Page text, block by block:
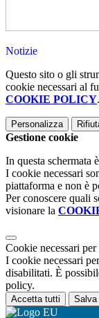
Notizie
Questo sito o gli
cookie necessari al
COOKIE POLICY.
Personalizza
Gestione cookie
In questa schermata
I cookie necessari
piattaforma e non è
Per conoscere quali
visionare la
Cookie necessari
I cookie necessari
disabilitati. È
policy.
Accetta tutti Salva